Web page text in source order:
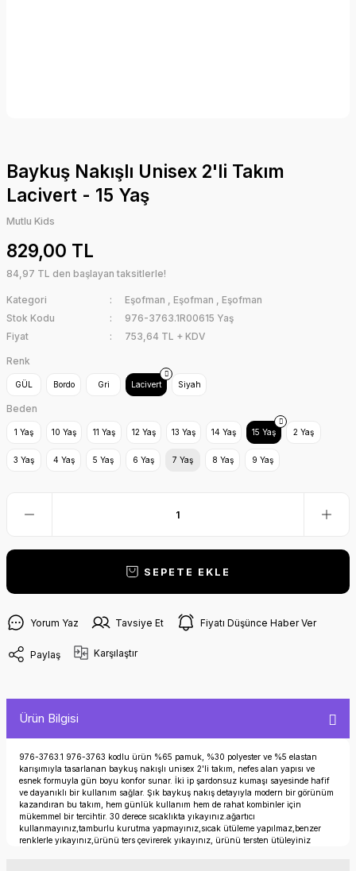
Baykuş Nakışlı Unisex 2'li Takım
Lacivert - 15 Yaş
Mutlu Kids
829,00 TL
84,97 TL den başlayan taksitlerle!
Kategori Eşofman , Eşofman , Eşofman
Stok Kodu
976-3763.1R00615 Yaş
Fiyat
753,64 TL + KDV
Renk
GÜL Bordo Gri Lacivert Siyah
Beden
1 Yaş 10 Yaş 11 Yaş 12 Yaş 13 Yaş 14 Yaş 15 Yaş 2 Yaş
3 Yaş 4 Yaş 5 Yaş 6 Yaş 7 Yaş 8 Yaş 9 Yaş
SEPETE EKLE
Yorum Yaz Tavsiye Et Fiyatı Düşünce Haber Ver
Paylaş Karşılaştır
Ürün Bilgisi
976-3763.1 976-3763 kodlu ürün %65 pamuk, %30 polyester ve %5 elastan
karışımıyla tasarlanan baykuş nakışlı unisex 2'li takım, nefes alan yapısı ve
esnek formuyla gün boyu konfor sunar. İki ip şardonsuz kumaşı sayesinde hafif
ve dayanıklı bir kullanım sağlar. Şık baykuş nakış detayıyla modern bir görünüm
kazandıran bu takım, hem günlük kullanım hem de rahat kombinler için
mükemmel bir tercihtir. 30 derece sıcaklıkta yıkayınız.ağartıcı
kullanmayınız,tamburlu kurutma yapmayınız,sıcak ütüleme yapılmaz,benzer
renklerle yıkayınız,ürünü ters çevirerek yıkayınız, ürünü tersten ütüleyiniz